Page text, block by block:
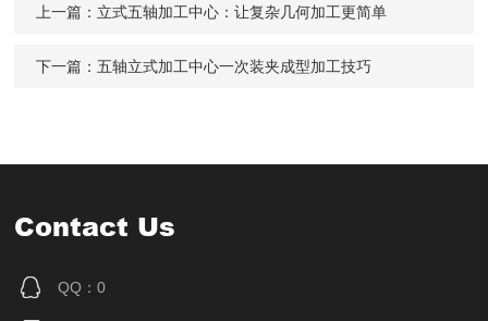
上一篇： 立式五轴加工中心：让复杂几何加工更简单
下一篇： 五轴立式加工中心一次装夹成型加工技巧
Contact Us
QQ：0